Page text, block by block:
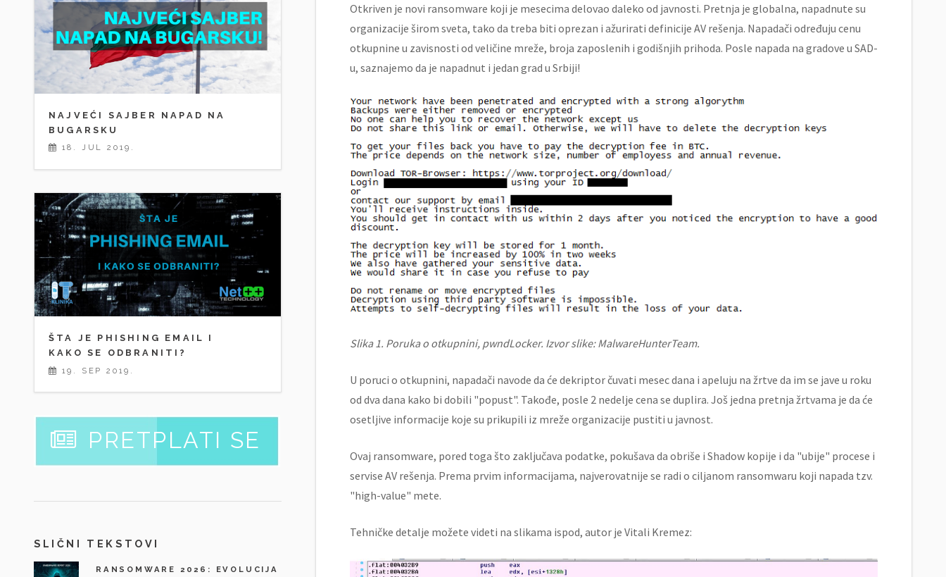
Otkriven je novi ransomware koji je mesecima delovao daleko od javnosti. Pretnja je globalna, napadnute su
organizacije širom sveta, tako da treba biti oprezan i ažurirati definicije AV rešenja. Napadači određuju cenu
otkupnine u zavisnosti od veličine mreže, broja zaposlenih i godišnjih prihoda. Posle napada na gradove u SAD-
u, saznajemo da je napadnut i jedan grad u Srbiji!
Slika 1. Poruka o otkupnini, pwndLocker. Izvor slike: MalwareHunterTeam.
U poruci o otkupnini, napadači navode da će dekriptor čuvati mesec dana i apeluju na žrtve da im se jave u roku
od dva dana kako bi dobili "popust". Takođe, posle 2 nedelje cena se duplira. Još jedna pretnja žrtvama je da će
osetljive informacije koje su prikupili iz mreže organizacije pustiti u javnost.
Ovaj ransomware, pored toga što zaključava podatke, pokušava da obriše i Shadow kopije i da "ubije" procese i
servise AV rešenja. Prema prvim informacijama, najverovatnije se radi o ciljanom ransomwaru koji napada tzv.
"high-value" mete.
Tehničke detalje možete videti na slikama ispod, autor je Vitali Kremez:
NAJVEĆI SAJBER NAPAD NA
BUGARSKU
18. JUL 2019.
ŠTA JE PHISHING EMAIL I
KAKO SE ODBRANITI?
19. SEP 2019.
PRETPLATI SE
SLIČNI TEKSTOVI
RANSOMWARE 2026: EVOLUCIJA